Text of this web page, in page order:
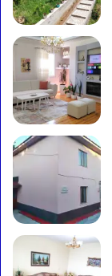
u
t
o
t
n
g
a
t
ë
r
r
j
L
o
a
r
a
ë
d
o
ë
e